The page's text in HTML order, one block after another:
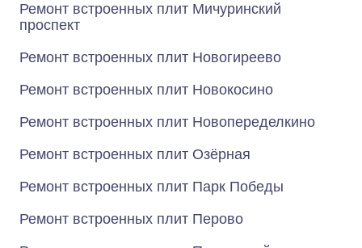
Ремонт встроенных плит Мичуринский
проспект
Ремонт встроенных плит Новогиреево
Ремонт встроенных плит Новокосино
Ремонт встроенных плит Новопеределкино
Ремонт встроенных плит Озёрная
Ремонт встроенных плит Парк Победы
Ремонт встроенных плит Перово